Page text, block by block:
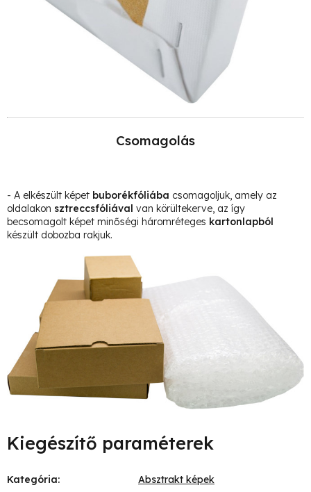
Csomagolás
- A elkészült képet buborékfóliába csomagoljuk, amely az
oldalakon sztreccsfóliával van körültekerve, az így
becsomagolt képet minőségi háromréteges kartonlapból
készült dobozba rakjuk.
Kiegészítő paraméterek
Kategória:
Absztrakt képek